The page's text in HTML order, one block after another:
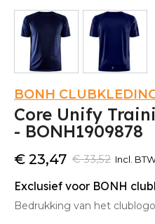
BONH
Core Unify
- BONH1909878
€ 33,52
€ 23,47 Incl.
Exclusief voor BONH
Bedrukking van het